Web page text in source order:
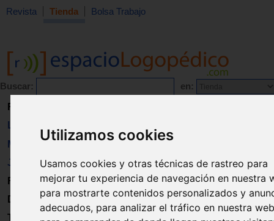
Utilizamos cookies
Usamos cookies y otras técnicas de rastreo para
mejorar tu experiencia de navegación en nuestra
para mostrarte contenidos personalizados y
adecuados, para analizar el tráfico en nuestra
Revista Tienda Bolsa Trabajo
Buscar: en:
Revista
Libros
Material
Juguetes
Formación
Directorio
Trabajo